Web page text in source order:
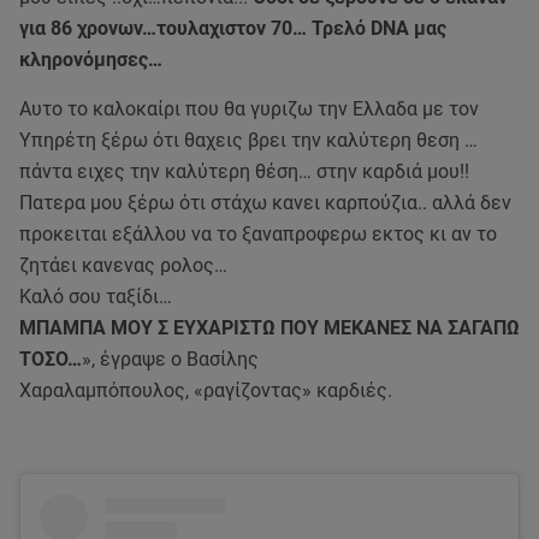
για 86 χρονων…τουλαχιστον 70… Τρελό DNA μας
κληρονόμησες…
Αυτο το καλοκαίρι που θα γυριζω την Ελλαδα με τον
Υπηρέτη ξέρω ότι θαχεις βρει την καλύτερη θεση …
πάντα ειχες την καλύτερη θέση… στην καρδιά μου!!
Πατερα μου ξέρω ότι στάχω κανει καρπούζια.. αλλά δεν
προκειται εξάλλου να το ξαναπροφερω εκτος κι αν το
ζητάει κανενας ρολος…
Καλό σου ταξίδι…
ΜΠΑΜΠΑ ΜΟΥ Σ ΕΥΧΑΡΙΣΤΩ ΠΟΥ ΜΕΚΑΝΕΣ ΝΑ ΣΑΓΑΠΩ
ΤΟΣΟ…», έγραψε ο Βασίλης
Χαραλαμπόπουλος, «ραγίζοντας» καρδιές.